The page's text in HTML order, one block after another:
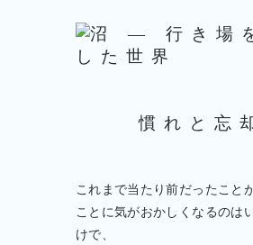
慣れと忘
これまで当たり前だったこと
ことに気がおかしくなるのは
けで、